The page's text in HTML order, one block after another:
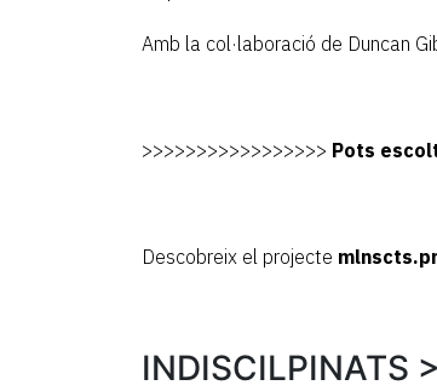
Amb la col·laboració de Duncan
>>>>>>>>>>>>>>>>> Pots
Descobreix el projecte
INDISCILPINATS